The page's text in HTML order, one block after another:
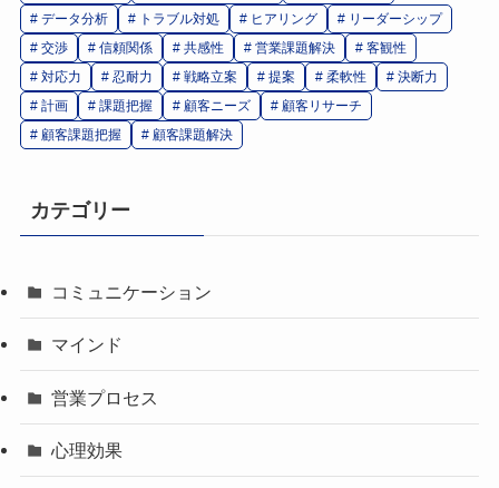
データ分析
トラブル対処 ヒアリング
リーダーシップ
交渉
信頼関係 共感性 営業課題解決
客観性
対応力
忍耐力 戦略立案 提案 柔軟性
決断力
計画
課題把握 顧客ニーズ
顧客リサーチ
顧客課題把握
顧客課題解決
カテゴリー
コミュニケーション
マインド
営業プロセス
心理効果